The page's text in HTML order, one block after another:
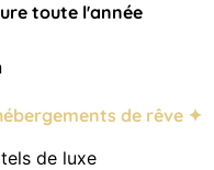
toute l'année
de rêve ✦
de luxe